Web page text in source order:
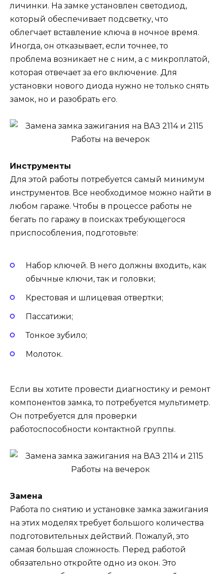
личинки. На замке установлен светодиод,
который обеспечивает подсветку, что
облегчает вставление ключа в ночное время.
Иногда, он отказывает, если точнее, то
проблема возникает не с ним, а с микроплатой,
которая отвечает за его включение. Для
установки нового диода нужно не только снять
замок, но и разобрать его.
Инструменты
Для этой работы потребуется самый минимум
инструментов. Все необходимое можно найти в
любом гараже. Чтобы в процессе работы не
бегать по гаражу в поисках требующегося
приспособления, подготовьте:
Набор ключей. В него должны входить, как
обычные ключи, так и головки;
Крестовая и шлицевая отвертки;
Пассатижи;
Тонкое зубило;
Молоток.
Если вы хотите провести диагностику и ремонт
компонентов замка, то потребуется мультиметр.
Он потребуется для проверки
работоспособности контактной группы.
Замена
Работа по снятию и установке замка зажигания
на этих моделях требует большого количества
подготовительных действий. Пожалуй, это
самая большая сложность. Перед работой
обязательно откройте одно из окон. Это